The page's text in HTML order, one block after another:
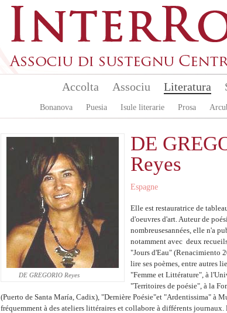
Accolta Associu Literatura
Bonanova Puesia Isule literarie Prosa
DE GREGORIO Reyes
DE
Reyes
Espagne
Elle est restauratrice de
d'oeuvres d'art. Auteur de
nombreusesannées, elle n'a
notamment avec deux
"Jours d'Eau" (Renacimiento
lire ses poèmes, entre autres
"Femme et Littérature", à
"Territoires de poésie", à la
(Puerto de Santa María, Cadix), "Dernière Poésie"et "Ardentissima" à
fréquemment à des ateliers littéraires et collabore à différents journaux.